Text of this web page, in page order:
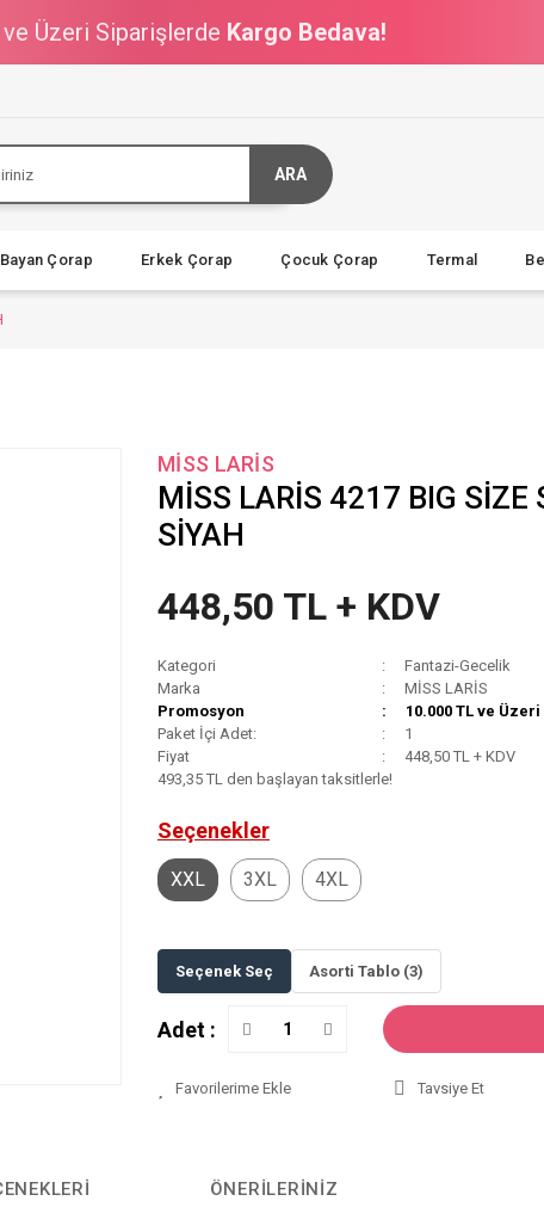
Üzeri Siparişlerde Kargo Bedava!
ARA
Bayan Çorap Erkek Çorap Çocuk Çorap Termal
MİSS LARİS
MİSS LARİS 4217 BIG SİZE
SİYAH
448,50 TL + KDV
Kategori
Fantazi-Gecelik
Marka
MİSS LARİS
Promosyon
10.000 TL ve
Paket İçi Adet:
1
Fiyat
448,50 TL + KDV
493,35 TL den başlayan taksitlerle!
Seçenekler
XXL 3XL 4XL
Seçenek Seç Asorti Tablo (3)
Adet :
Tavsiye Et
ÖNERILERINIZ